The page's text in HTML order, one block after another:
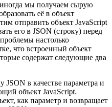
мы получаем сырую
её в объект
отправить объект JavaScript
его в JSON (строку) перед
настолько
что встроенный объект
содержат следующие два
JSON в качестве параметра и
объект JavaScript.
как параметр и возвращает